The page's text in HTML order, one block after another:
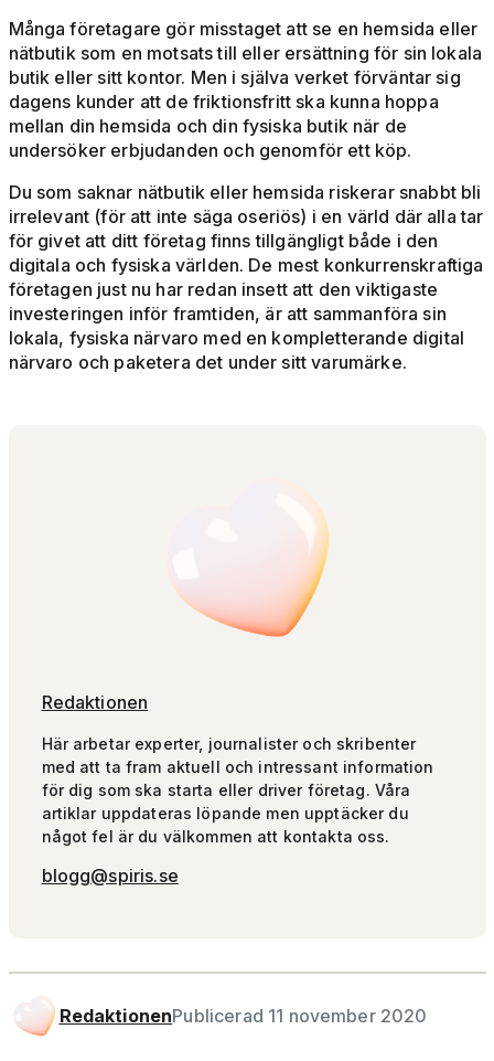
Många företagare gör misstaget att se en hemsida eller
nätbutik som en motsats till eller ersättning för sin lokala
butik eller sitt kontor. Men i själva verket förväntar sig
dagens kunder att de friktionsfritt ska kunna hoppa
mellan din hemsida och din fysiska butik när de
undersöker erbjudanden och genomför ett köp.
Du som saknar nätbutik eller hemsida riskerar snabbt bli
irrelevant (för att inte säga oseriös) i en värld där alla tar
för givet att ditt företag finns tillgängligt både i den
digitala och fysiska världen. De mest konkurrenskraftiga
företagen just nu har redan insett att den viktigaste
investeringen inför framtiden, är att sammanföra sin
lokala, fysiska närvaro med en kompletterande digital
närvaro och paketera det under sitt varumärke.
Redaktionen
Här arbetar experter, journalister och skribenter
med att ta fram aktuell och intressant information
för dig som ska starta eller driver företag. Våra
artiklar uppdateras löpande men upptäcker du
något fel är du välkommen att kontakta oss.
blogg@spiris.se
RedaktionenPublicerad 11 november 2020